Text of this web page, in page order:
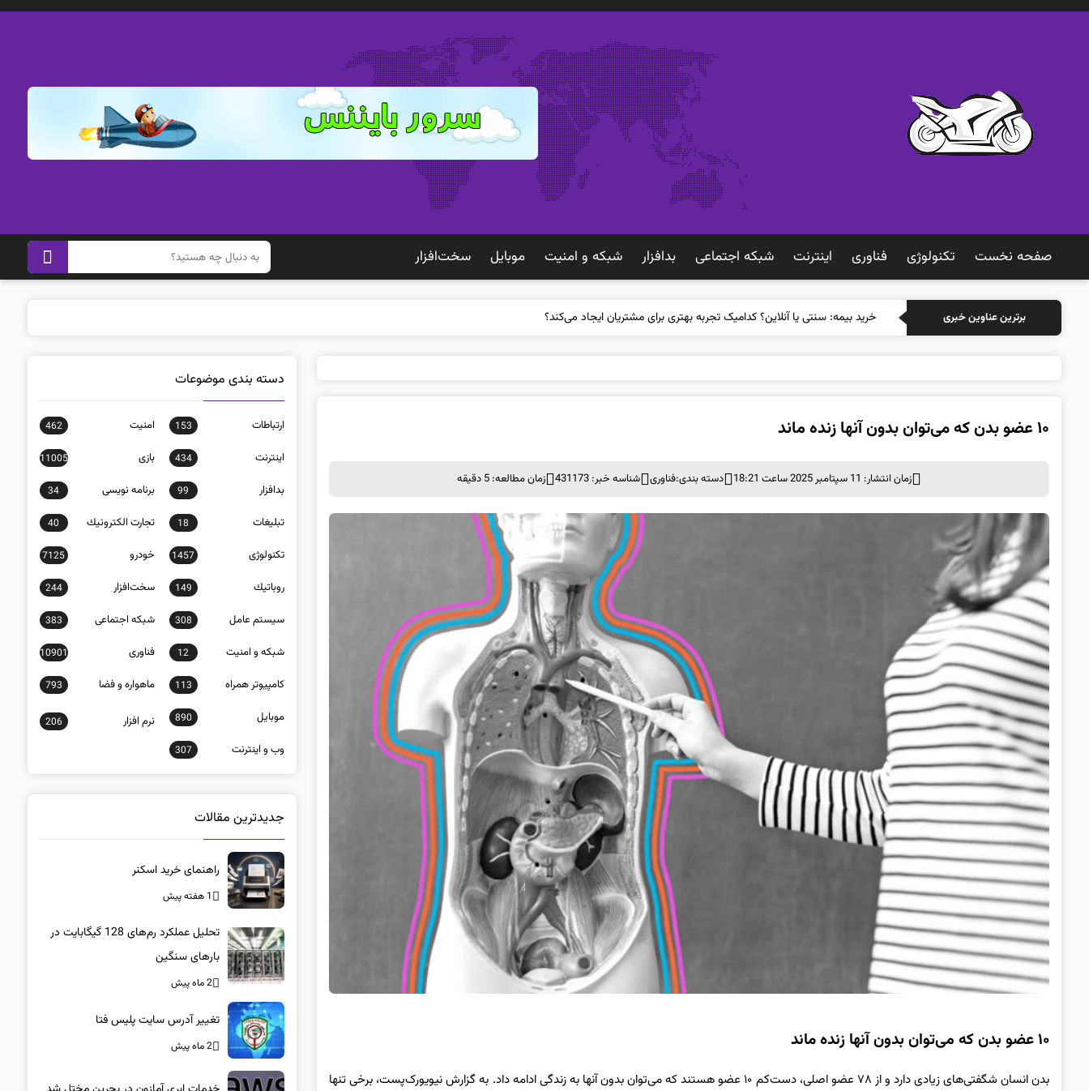
صفحه نخست تکنولوژی فناوری اينترنت شبكه اجتماعی بدافزار شبكه و امنيت موبايل سخت‌افزار
برترین عناوین خبری خر
۱۰ عضو بدن که می‌توان بدون آنها زنده ماند
زمان انتشار: 11 سپتامبر 2025 ساعت 18:21 دسته بندی:فناوری شناسه خبر: 431173 زمان مطالعه: 5 دقیقه
۱۰ عضو بدن که می‌توان بدون آنها زنده ماند
بدن انسان شگفتی‌های زیادی دارد و از ۷۸ عضو اصلی، دست‌کم ۱۰ عضو هستند که می‌توان بدون آنها به زندگی ادامه داد. به گزارش نیویورک‌پست، برخی تنها
دسته بندی موضوعات
ارتباطات 153 امنيت 462
اينترنت 434 بازی 11005
بدافزار 99 برنامه نويسی 34
تبلیغات 18 تجارت الكترونيك 40
تکنولوژی 1457 خودرو 7125
روباتيك 149 سخت‌افزار 244
سيستم عامل 308 شبكه اجتماعی 383
شبكه و امنيت 12 فناوری 10901
كامپيوتر همراه 113 ماهواره و فضا 793
موبايل 890 نرم افزار 206
وب و اينترنت 307
جدیدترین مقالات
راهنمای خرید اسکنر
1 هفته پیش
تحلیل عملکرد رم‌های 128 گیگابایت در
بارهای سنگین
2 ماه پیش
تغییر آدرس سایت پلیس فتا
2 ماه پیش